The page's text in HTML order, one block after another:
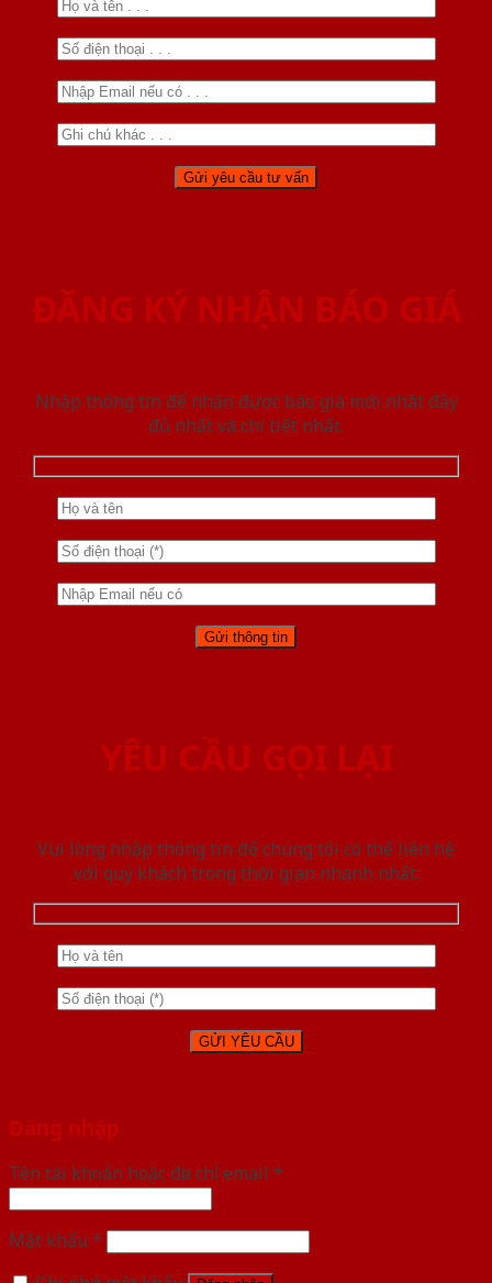
ĐĂNG KÝ NHẬN BÁO GIÁ
Nhập thông tin để nhận được báo giá mới nhât đầy
đủ nhất và chi tiết nhất.
YÊU CẦU GỌI LẠI
Vui lòng nhập thông tin để chúng tôi có thể liên hệ
với quý khách trong thời gian nhanh nhất.
Đăng nhập
Tên tài khoản hoặc địa chỉ email *
Mật khẩu *